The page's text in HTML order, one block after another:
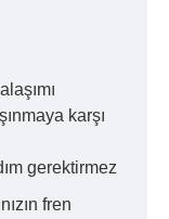
karşı
gerektirmez
fren